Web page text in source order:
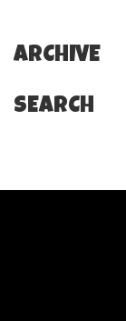
ARCHIVE
SEARCH